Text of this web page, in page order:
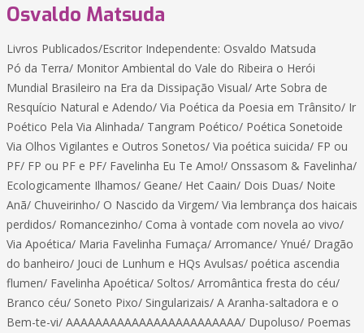
Osvaldo Matsuda
Livros Publicados/Escritor Independente: Osvaldo Matsuda
Pó da Terra/ Monitor Ambiental do Vale do Ribeira o Herói
Mundial Brasileiro na Era da Dissipação Visual/ Arte Sobra de
Resquício Natural e Adendo/ Via Poética da Poesia em Trânsito/ Ir
Poético Pela Via Alinhada/ Tangram Poético/ Poética Sonetoide
Via Olhos Vigilantes e Outros Sonetos/ Via poética suicida/ FP ou
PF/ FP ou PF e PF/ Favelinha Eu Te Amo!/ Onssasom & Favelinha/
Ecologicamente Ilhamos/ Geane/ Het Caain/ Dois Duas/ Noite
Anã/ Chuveirinho/ O Nascido da Virgem/ Via lembrança dos haicais
perdidos/ Romancezinho/ Coma à vontade com novela ao vivo/
Via Apoética/ Maria Favelinha Fumaça/ Arromance/ Ynué/ Dragão
do banheiro/ Jouci de Lunhum e HQs Avulsas/ poética ascendia
flumen/ Favelinha Apoética/ Soltos/ Arromântica fresta do céu/
Branco céu/ Soneto Pixo/ Singularizais/ A Aranha-saltadora e o
Bem-te-vi/ AAAAAAAAAAAAAAAAAAAAAAAA/ Dupoluso/ Poemas